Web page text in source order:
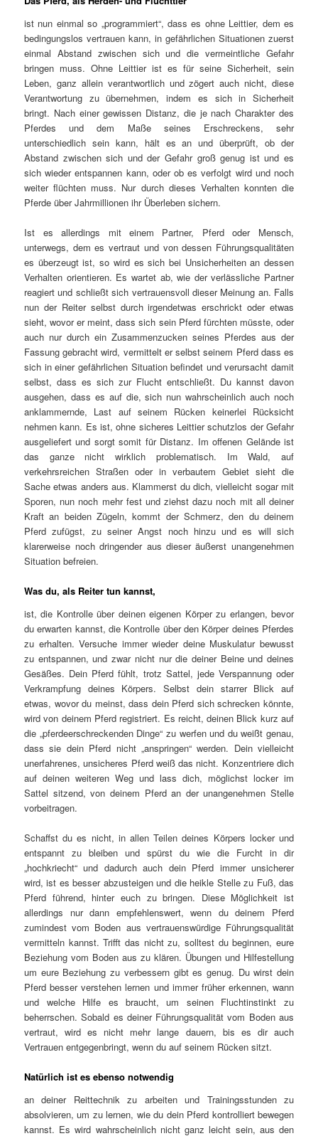
ist nun einmal so „programmiert“, dass es ohne Leittier, dem es
bedingungslos vertrauen kann, in gefährlichen Situationen zuerst
einmal Abstand zwischen sich und die vermeintliche Gefahr
bringen muss. Ohne Leittier ist es für seine Sicherheit, sein
Leben, ganz allein verantwortlich und zögert auch nicht, diese
Verantwortung zu übernehmen, indem es sich in Sicherheit
bringt. Nach einer gewissen Distanz, die je nach Charakter des
Pferdes und dem Maße seines Erschreckens, sehr
unterschiedlich sein kann, hält es an und überprüft, ob der
Abstand zwischen sich und der Gefahr groß genug ist und es
sich wieder entspannen kann, oder ob es verfolgt wird und noch
weiter flüchten muss. Nur durch dieses Verhalten konnten die
Pferde über Jahrmillionen ihr Überleben sichern.
Ist es allerdings mit einem Partner, Pferd oder Mensch,
unterwegs, dem es vertraut und von dessen Führungsqualitäten
es überzeugt ist, so wird es sich bei Unsicherheiten an dessen
Verhalten orientieren. Es wartet ab, wie der verlässliche Partner
reagiert und schließt sich vertrauensvoll dieser Meinung an. Falls
nun der Reiter selbst durch irgendetwas erschrickt oder etwas
sieht, wovor er meint, dass sich sein Pferd fürchten müsste, oder
auch nur durch ein Zusammenzucken seines Pferdes aus der
Fassung gebracht wird, vermittelt er selbst seinem Pferd dass es
sich in einer gefährlichen Situation befindet und verursacht damit
selbst, dass es sich zur Flucht entschließt. Du kannst davon
ausgehen, dass es auf die, sich nun wahrscheinlich auch noch
anklammernde, Last auf seinem Rücken keinerlei Rücksicht
nehmen kann. Es ist, ohne sicheres Leittier schutzlos der Gefahr
ausgeliefert und sorgt somit für Distanz. Im offenen Gelände ist
das ganze nicht wirklich problematisch. Im Wald, auf
verkehrsreichen Straßen oder in verbautem Gebiet sieht die
Sache etwas anders aus. Klammerst du dich, vielleicht sogar mit
Sporen, nun noch mehr fest und ziehst dazu noch mit all deiner
Kraft an beiden Zügeln, kommt der Schmerz, den du deinem
Pferd zufügst, zu seiner Angst noch hinzu und es will sich
klarerweise noch dringender aus dieser äußerst unangenehmen
Situation befreien.
Was du, als Reiter tun kannst,
ist, die Kontrolle über deinen eigenen Körper zu erlangen, bevor
du erwarten kannst, die Kontrolle über den Körper deines Pferdes
zu erhalten. Versuche immer wieder deine Muskulatur bewusst
zu entspannen, und zwar nicht nur die deiner Beine und deines
Gesäßes. Dein Pferd fühlt, trotz Sattel, jede Verspannung oder
Verkrampfung deines Körpers. Selbst dein starrer Blick auf
etwas, wovor du meinst, dass dein Pferd sich schrecken könnte,
wird von deinem Pferd registriert. Es reicht, deinen Blick kurz auf
die „pferdeerschreckenden Dinge“ zu werfen und du weißt genau,
dass sie dein Pferd nicht „anspringen“ werden. Dein vielleicht
unerfahrenes, unsicheres Pferd weiß das nicht. Konzentriere dich
auf deinen weiteren Weg und lass dich, möglichst locker im
Sattel sitzend, von deinem Pferd an der unangenehmen Stelle
vorbeitragen.
Schaffst du es nicht, in allen Teilen deines Körpers locker und
entspannt zu bleiben und spürst du wie die Furcht in dir
„hochkriecht“ und dadurch auch dein Pferd immer unsicherer
wird, ist es besser abzusteigen und die heikle Stelle zu Fuß, das
Pferd führend, hinter euch zu bringen. Diese Möglichkeit ist
allerdings nur dann empfehlenswert, wenn du deinem Pferd
zumindest vom Boden aus vertrauenswürdige Führungsqualität
vermitteln kannst. Trifft das nicht zu, solltest du beginnen, eure
Beziehung vom Boden aus zu klären. Übungen und Hilfestellung
um eure Beziehung zu verbessern gibt es genug. Du wirst dein
Pferd besser verstehen lernen und immer früher erkennen, wann
und welche Hilfe es braucht, um seinen Fluchtinstinkt zu
beherrschen. Sobald es deiner Führungsqualität vom Boden aus
vertraut, wird es nicht mehr lange dauern, bis es dir auch
Vertrauen entgegenbringt, wenn du auf seinem Rücken sitzt.
Natürlich ist es ebenso notwendig
an deiner Reittechnik zu arbeiten und Trainingsstunden zu
absolvieren, um zu lernen, wie du dein Pferd kontrolliert bewegen
kannst. Es wird wahrscheinlich nicht ganz leicht sein, aus den